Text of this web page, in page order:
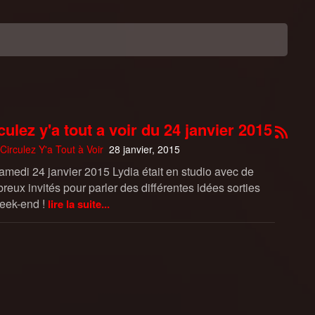
y'a tout a voir du 24 janvier 2015
Circulez Y'a Tout à Voir 28 janvier, 2015
24 janvier 2015 Lydia était en studio avec de
invités pour parler des différentes idées sorties
end ! lire la suite...